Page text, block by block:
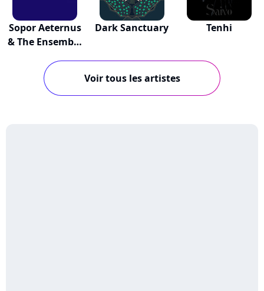
Sopor Aeternus
& The Ensemble
Dark Sanctuary Tenhi
Voir tous les artistes